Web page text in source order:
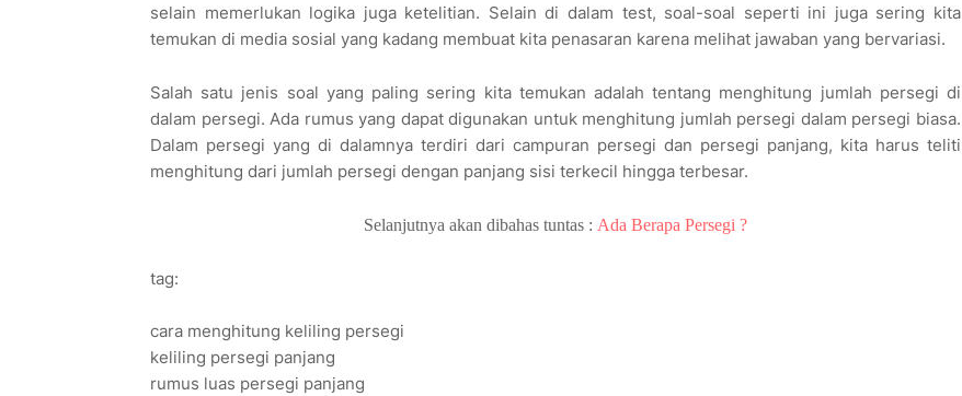
selain memerlukan logika juga ketelitian. Selain di dalam test, soal-soal seperti ini juga sering kita
temukan di media sosial yang kadang membuat kita penasaran karena melihat jawaban yang bervariasi.
Salah satu jenis soal yang paling sering kita temukan adalah tentang menghitung jumlah persegi di
dalam persegi. Ada rumus yang dapat digunakan untuk menghitung jumlah persegi dalam persegi biasa.
Dalam persegi yang di dalamnya terdiri dari campuran persegi dan persegi panjang, kita harus teliti
menghitung dari jumlah persegi dengan panjang sisi terkecil hingga terbesar.
Selanjutnya akan dibahas tuntas : Ada Berapa Persegi ?
tag:
cara menghitung keliling persegi
keliling persegi panjang
rumus luas persegi panjang